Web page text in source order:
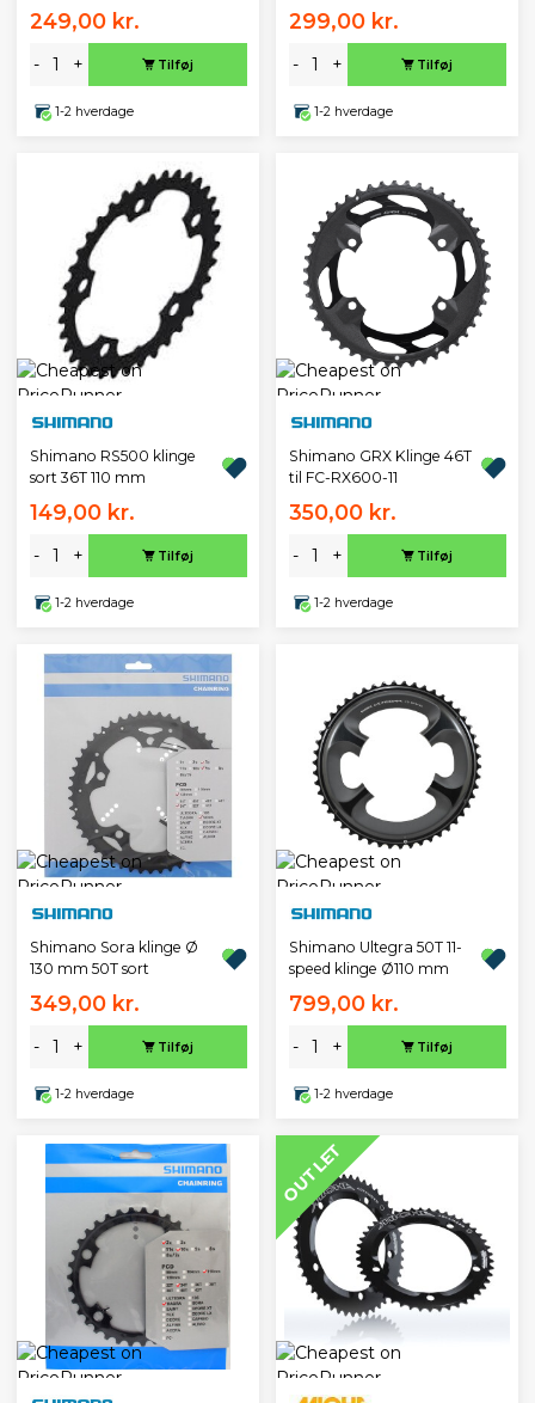
249,00 kr.
- + Tilføj
1-2 hverdage
299,00 kr.
- + Tilføj
1-2 hverdage
Shimano RS500 klinge
sort 36T 110 mm
149,00 kr.
- + Tilføj
1-2 hverdage
Shimano GRX Klinge 46T
til FC-RX600-11
350,00 kr.
- + Tilføj
1-2 hverdage
Shimano Sora klinge Ø
130 mm 50T sort
349,00 kr.
- + Tilføj
1-2 hverdage
Shimano Ultegra 50T 11-
speed klinge Ø110 mm
799,00 kr.
- + Tilføj
1-2 hverdage
OUTLET